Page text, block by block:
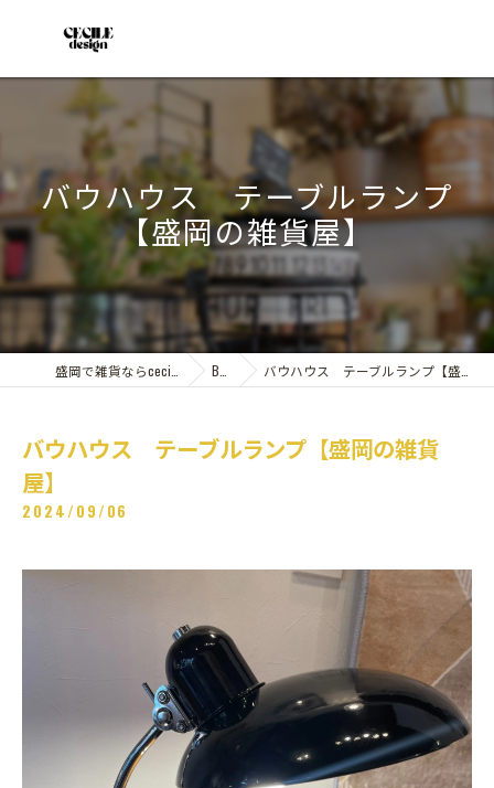
バウハウス テーブルランプ
【盛岡の雑貨屋】
Blog バウハウス テーブルランプ【盛岡の雑貨屋】
バウハウス テーブルランプ【盛岡の雑貨
屋】
2024/09/06